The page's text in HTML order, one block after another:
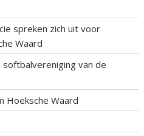
spreken zich uit voor
Waard
van de
Hoeksche Waard